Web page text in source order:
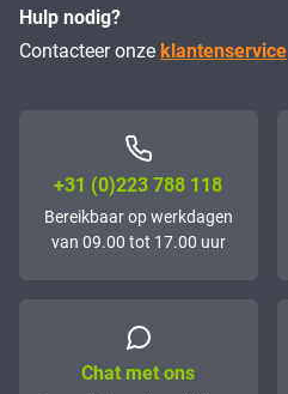
Hulp nodig?
Contacteer onze klantenservice
+31 (0)223 788 118
Bereikbaar op werkdagen
van 09.00 tot 17.00 uur
Chat met ons